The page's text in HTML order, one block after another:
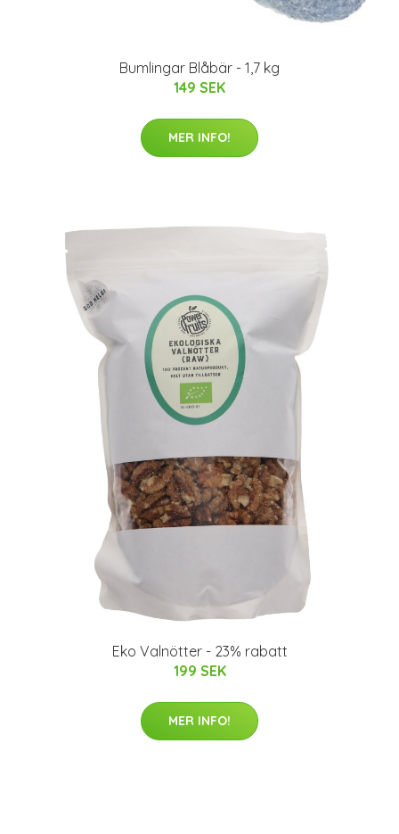
Bumlingar Blåbär - 1,7 kg
149 SEK
MER INFO!
Eko Valnötter - 23% rabatt
199 SEK
MER INFO!